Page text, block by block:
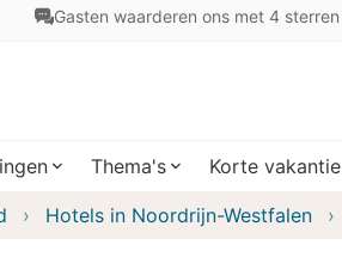
Gasten waarderen ons met 4 sterren
Thema's Korte vakantie
Hotels in Noordrijn-Westfalen